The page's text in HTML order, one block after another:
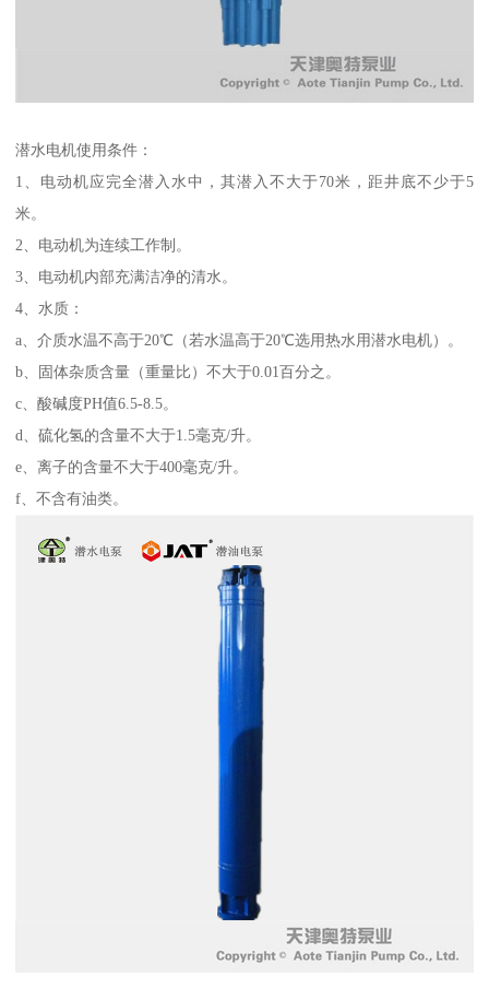
潜水电机使用条件：
1、电动机应完全潜入水中，其潜入不大于70米，距井底不少于5
米。
2、电动机为连续工作制。
3、电动机内部充满洁净的清水。
4、水质：
a、介质水温不高于20℃（若水温高于20℃选用热水用潜水电机）。
b、固体杂质含量（重量比）不大于0.01百分之。
c、酸碱度PH值6.5-8.5。
d、硫化氢的含量不大于1.5毫克/升。
e、离子的含量不大于400毫克/升。
f、不含有油类。